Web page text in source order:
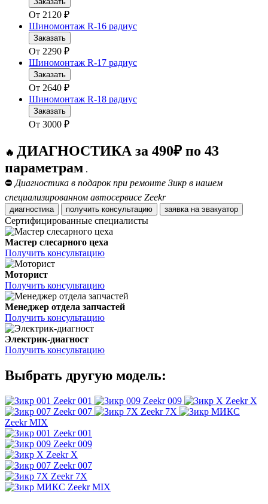
От 2120 ₽
Шиномонтаж R-16 радиус
Заказать
От 2290 ₽
Шиномонтаж R-17 радиус
Заказать
От 2640 ₽
Шиномонтаж R-18 радиус
Заказать
От 3000 ₽
🔥 ДИАГНОСТИКА за 490₽ по 43
параметрам .
⛔ Диагностика в подарок при ремонте Зикр в нашем
специализированном автосервисе Zeekr
диагностика получить консультацию заявка на эвакуатор
Сертифицированные специалисты
Мастер слесарного цеха
Получить консультацию
Моторист
Получить консультацию
Менеджер отдела запчастей
Получить консультацию
Электрик-диагност
Получить консультацию
Выбрать другую модель:
Zeekr 001 Zeekr 009
Zeekr X
Zeekr 007
Zeekr 7X
Zeekr MIX
Zeekr 001
Zeekr 009
Zeekr X
Zeekr 007
Zeekr 7X
Zeekr MIX